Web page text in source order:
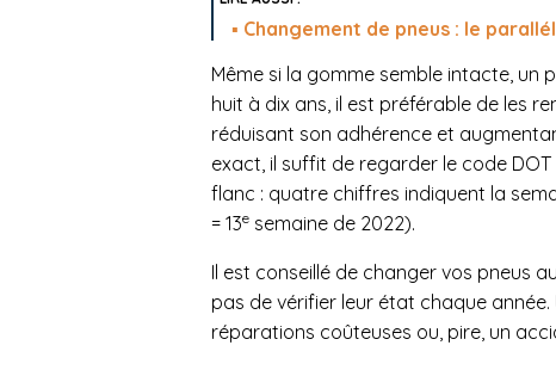
Changement de pneus : le
Même si la gomme semble intacte,
huit à dix ans, il est préférable de les
réduisant son adhérence et
exact, il suffit de regarder le code
flanc : quatre chiffres indiquent la
= 13e semaine de 2022).
Il est conseillé de changer vos pneus
pas de vérifier leur état chaque
réparations coûteuses ou, pire, un